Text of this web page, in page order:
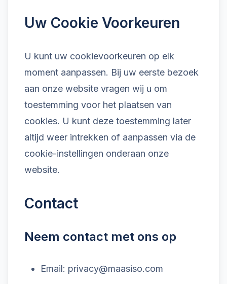
Uw Cookie Voorkeuren
U kunt uw cookievoorkeuren op elk
moment aanpassen. Bij uw eerste bezoek
aan onze website vragen wij u om
toestemming voor het plaatsen van
cookies. U kunt deze toestemming later
altijd weer intrekken of aanpassen via de
cookie-instellingen onderaan onze
website.
Contact
Neem contact met ons op
Email: privacy@maasiso.com